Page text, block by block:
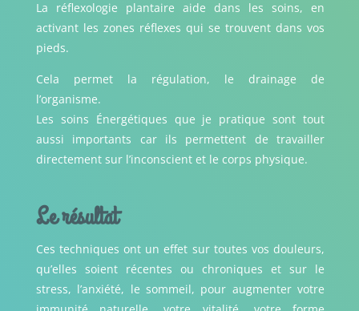
La réflexologie plantaire aide dans les soins, en
activant les zones réflexes qui se trouvent dans vos
pieds.
Cela permet la régulation, le drainage de
l’organisme.
Les soins Énergétiques que je pratique sont tout
aussi importants car ils permettent de travailler
directement sur l’inconscient et le corps physique.
Le résultat
Ces techniques ont un effet sur toutes vos douleurs,
qu’elles soient récentes ou chroniques et sur le
stress, l’anxiété, le sommeil, pour augmenter votre